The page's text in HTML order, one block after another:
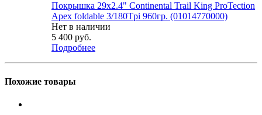
Покрышка 29x2.4" Continental Trail King ProTection
Apex foldable 3/180Tpi 960гр. (01014770000)
Нет в наличии
5 400 руб.
Подробнее
Похожие товары